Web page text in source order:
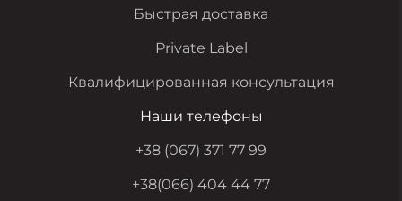
Быстрая доставка
Private Label
Квалифицированная консультация
Наши телефоны
+38 (067) 371 77 99
+38(066) 404 44 77